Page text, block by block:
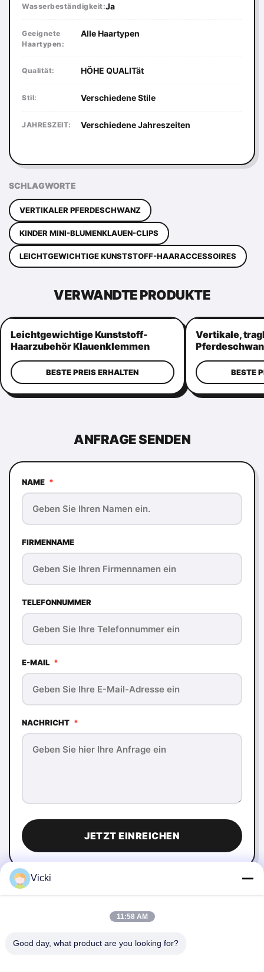
Wasserbeständigkeit:Ja
Geeignete
Haartypen:
Alle Haartypen
Qualität: HÖHE QUALITät
Stil: Verschiedene Stile
JAHRESZEIT: Verschiedene Jahreszeiten
SCHLAGWORTE
VERTIKALER PFERDESCHWANZ
KINDER MINI-BLUMENKLAUEN-CLIPS
LEICHTGEWICHTIGE KUNSTSTOFF-HAARACCESSOIRES
VERWANDTE PRODUKTE
Leichtgewichtige Kunststoff-
Haarzubehör Klauenklemmen
Praktische Kronenform
BESTE PREIS ERHALTEN
Vertikale,
Mehrzweck-
BESTE
ANFRAGE SENDEN
NAME *
FIRMENNAME
TELEFONNUMMER
E-MAIL *
NACHRICHT *
JETZT EINREICHEN
Vicki
11:58 AM
Good day, what product are you looking for?